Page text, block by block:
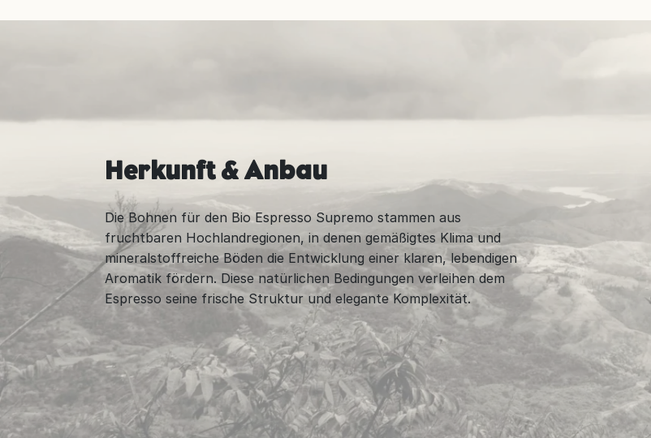
Herkunft & Anbau
Die Bohnen für den Bio Espresso Supremo stammen aus
fruchtbaren Hochlandregionen, in denen gemäßigtes Klima und
mineralstoffreiche Böden die Entwicklung einer klaren, lebendigen
Aromatik fördern. Diese natürlichen Bedingungen verleihen dem
Espresso seine frische Struktur und elegante Komplexität.